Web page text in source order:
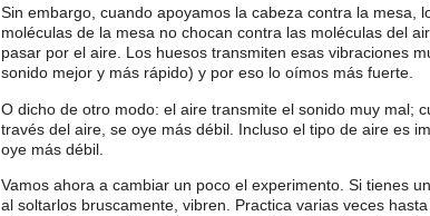
Sin embargo, cuando apoyamos la cabeza contra la mesa,
moléculas de la mesa no chocan contra las moléculas del
pasar por el aire. Los huesos transmiten esas vibraciones
sonido mejor y más rápido) y por eso lo oímos más fuerte.
O dicho de otro modo: el aire transmite el sonido muy mal;
través del aire, se oye más débil. Incluso el tipo de aire es
oye más débil.
Vamos ahora a cambiar un poco el experimento. Si tienes
al soltarlos bruscamente, vibren. Practica varias veces